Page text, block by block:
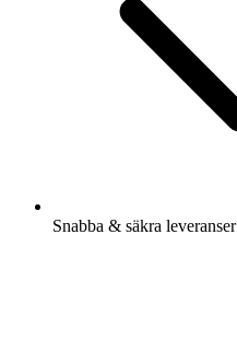
Snabba & säkra leveranser